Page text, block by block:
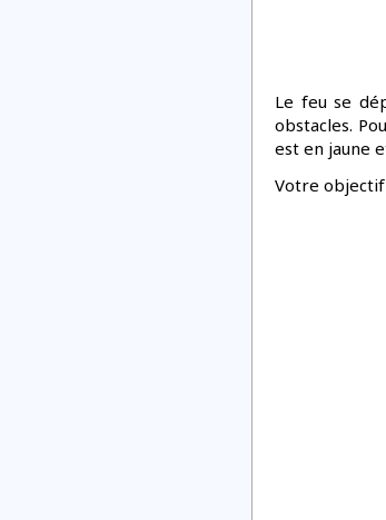
Le feu se
obstacles.
est en jaune
Votre objectif